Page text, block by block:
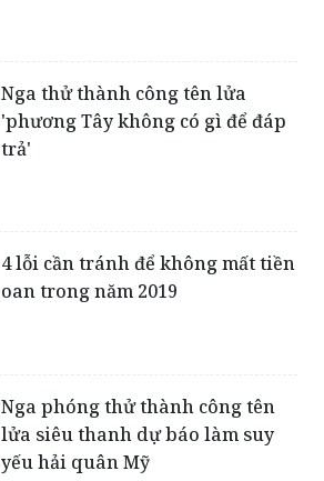
Nga thử thành công tên lửa
'phương Tây không có gì để đáp
trả'
4 lỗi cần tránh để không mất tiền
oan trong năm 2019
Nga phóng thử thành công tên
lửa siêu thanh dự báo làm suy
yếu hải quân Mỹ